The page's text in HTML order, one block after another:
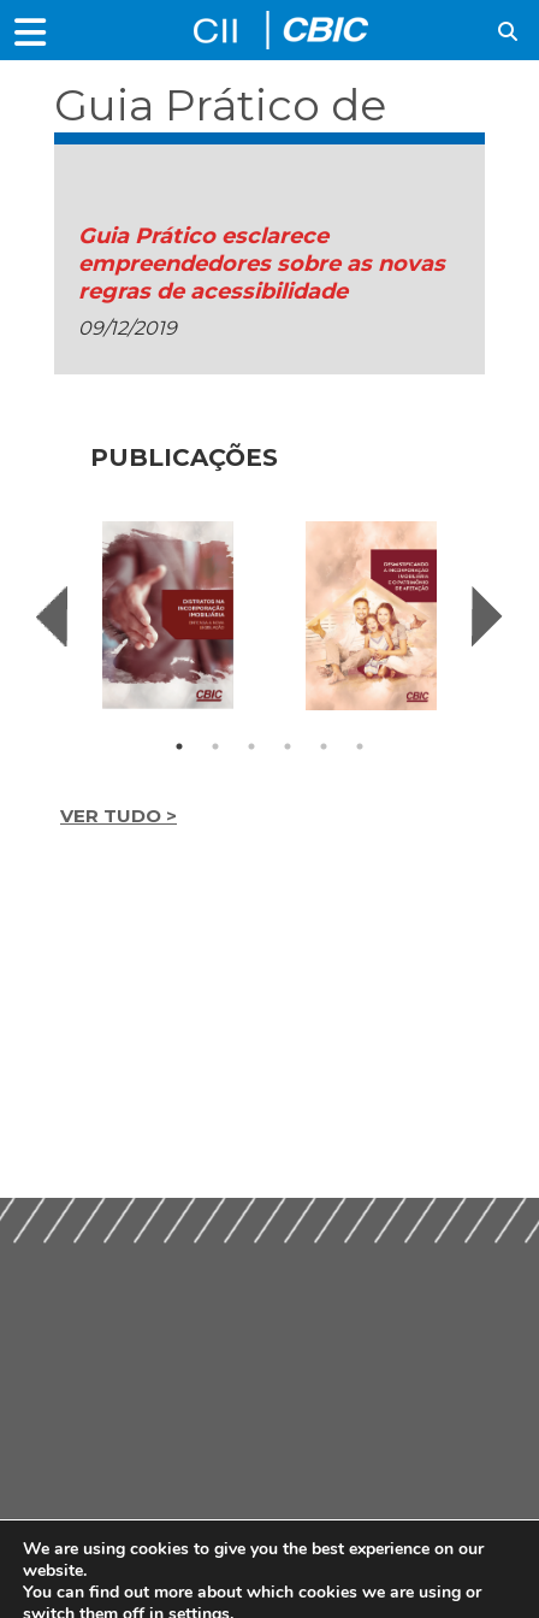
Guia Prático de
Acessibilidade
Guia Prático esclarece
empreendedores sobre as novas
regras de acessibilidade
09/12/2019
PUBLICAÇÕES
VER TUDO >
We are using cookies to give you the best experience on our
website.
You can find out more about which cookies we are using or